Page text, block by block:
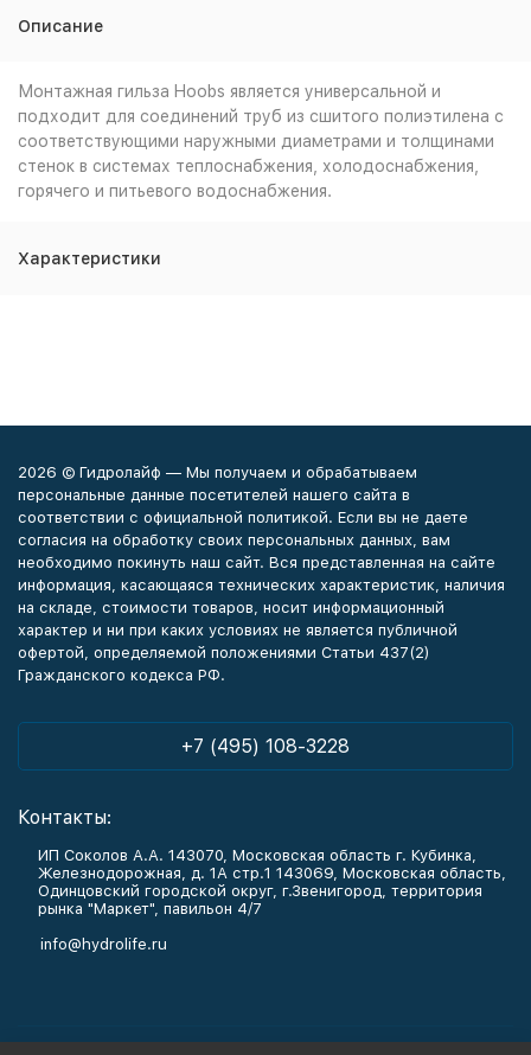
Описание
Монтажная гильза Hoobs является универсальной и
подходит для соединений труб из сшитого полиэтилена с
соответствующими наружными диаметрами и толщинами
стенок в системах теплоснабжения, холодоснабжения,
горячего и питьевого водоснабжения.
Характеристики
2026 © Гидролайф — Мы получаем и обрабатываем
персональные данные посетителей нашего сайта в
соответствии с официальной политикой. Если вы не даете
согласия на обработку своих персональных данных, вам
необходимо покинуть наш сайт. Вся представленная на сайте
информация, касающаяся технических характеристик, наличия
на складе, стоимости товаров, носит информационный
характер и ни при каких условиях не является публичной
офертой, определяемой положениями Статьи 437(2)
Гражданского кодекса РФ.
+7 (495) 108-3228
Контакты:
ИП Соколов А.А. 143070, Московская область г. Кубинка,
Железнодорожная, д. 1А стр.1 143069, Московская область,
Одинцовский городской округ, г.Звенигород, территория
рынка "Маркет", павильон 4/7
info@hydrolife.ru